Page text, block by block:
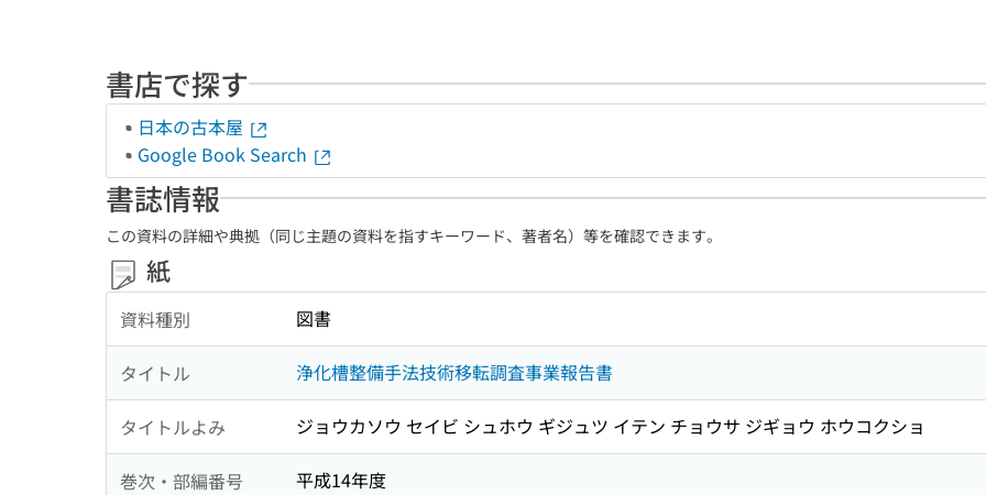
書店で探す
日本の古本屋
Google Book Search
書誌情報
この資料の詳細や典拠（同じ主題の資料を指すキーワード、著者名）等を確認できます。
紙
資料種別 図書
タイトル 浄化槽整備手法技術移転調査事業報告書
タイトルよみ ジョウカソウ セイビ シュホウ ギジュツ イテン チョウサ ジギョウ ホウコクショ
巻次・部編番号 平成14年度